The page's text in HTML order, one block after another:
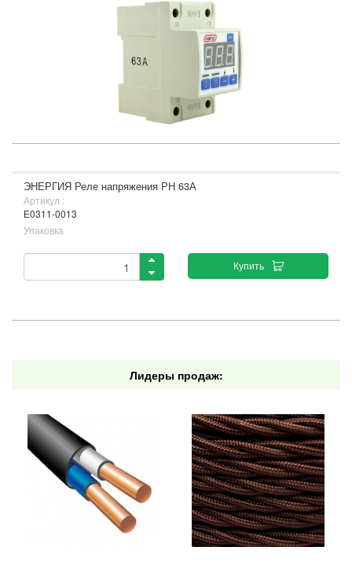
ЭНЕРГИЯ Реле напряжения РН 63А
Артикул :
Е0311-0013
Упаковка
Купить
Лидеры продаж: